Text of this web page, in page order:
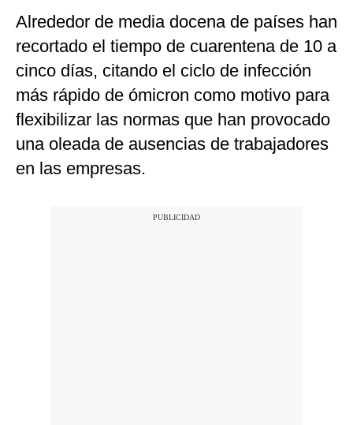
Alrededor de media docena de países han
recortado el tiempo de cuarentena de 10 a
cinco días, citando el ciclo de infección
más rápido de ómicron como motivo para
flexibilizar las normas que han provocado
una oleada de ausencias de trabajadores
en las empresas.